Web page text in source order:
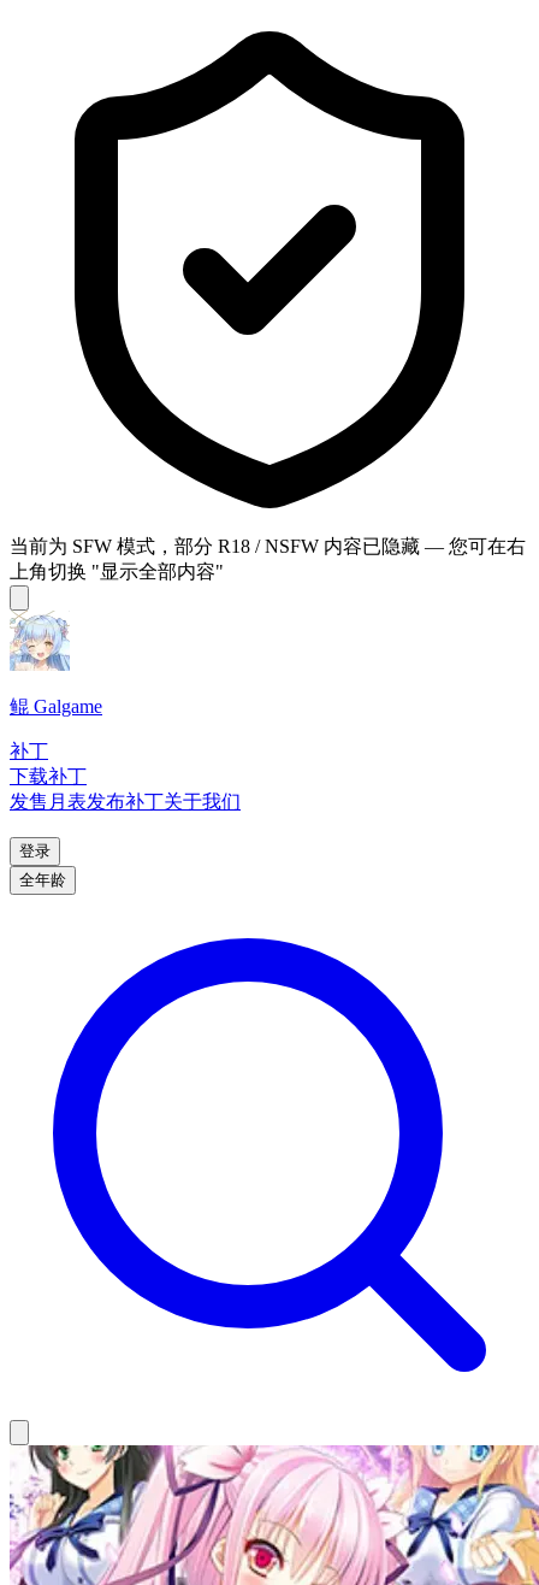
当前为 SFW 模式，部分 R18 / NSFW 内容已隐藏 — 您可在右
上角切换 "显示全部内容"
鲲 Galgame
补丁
下载补丁
发售月表发布补丁关于我们
登录
全年龄